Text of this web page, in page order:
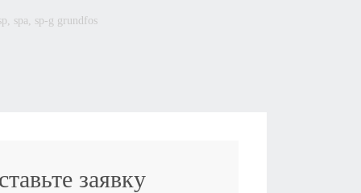
spa, sp-g grundfos
заявку